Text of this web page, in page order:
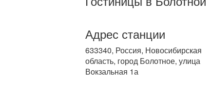
Адрес станции
633340, Россия, Новосибирская
область, город Болотное, улица
Вокзальная 1а